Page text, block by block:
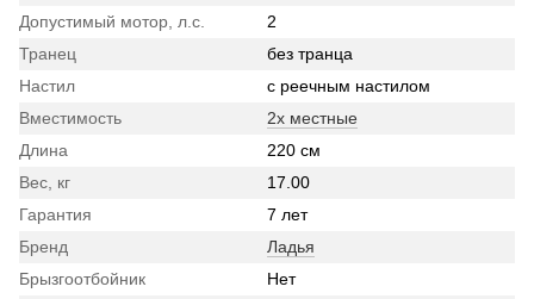
Допустимый мотор, л.с.
2
Транец
без транца
Настил
с реечным настилом
Вместимость
2х местные
Длина
220 см
Вес, кг
17.00
Гарантия
7 лет
Бренд
Ладья
Брызгоотбойник
Нет